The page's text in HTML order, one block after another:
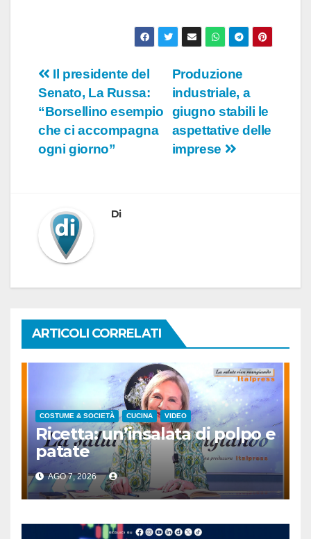
Navigazione
articoli
Produzione
industriale, a
giugno stabili le
aspettative delle
imprese
Il presidente del
Senato, La Russa:
“Borsellino esempio
che ci accompagna
ogni giorno”
Di
ARTICOLI CORRELATI
COSTUME & SOCIETÀ CUCINA VIDEO
Ricetta: un’insalata di polpo e
patate
AGO 7, 2026